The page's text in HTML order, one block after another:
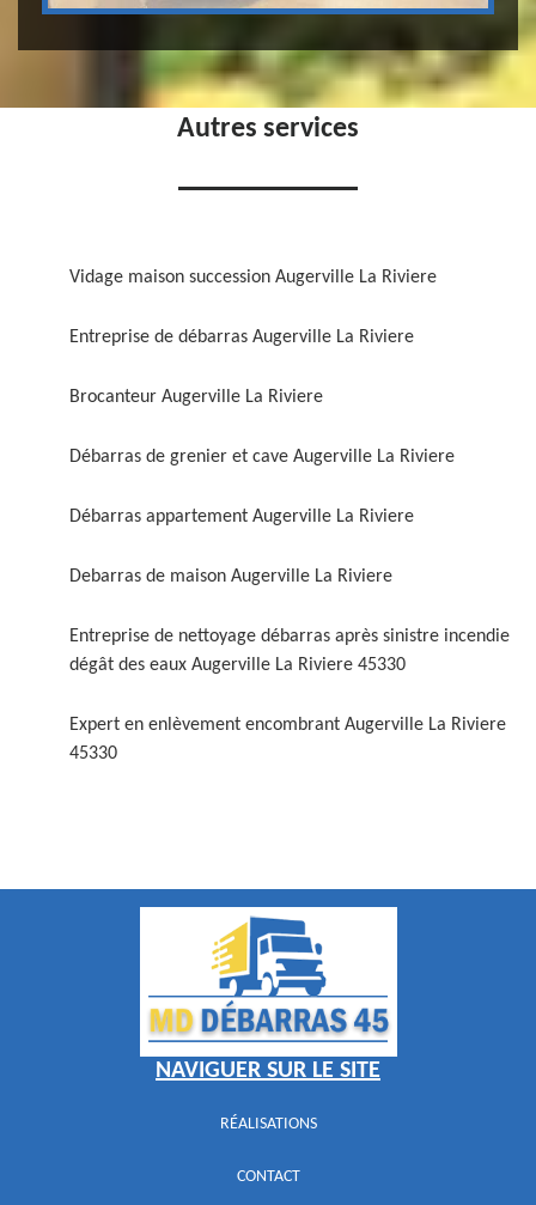
Autres services
Vidage maison succession Augerville La Riviere
Entreprise de débarras Augerville La Riviere
Brocanteur Augerville La Riviere
Débarras de grenier et cave Augerville La Riviere
Débarras appartement Augerville La Riviere
Debarras de maison Augerville La Riviere
Entreprise de nettoyage débarras après sinistre incendie
dégât des eaux Augerville La Riviere 45330
Expert en enlèvement encombrant Augerville La Riviere
45330
NAVIGUER SUR LE SITE
RÉALISATIONS
CONTACT